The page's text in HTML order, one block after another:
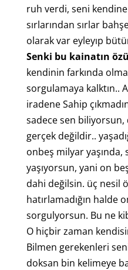
ruh verdi, seni kendine
sırlarından sırlar
olarak var eyleyıp
Senki bu kainatın
kendinin farkında
sorgulamaya kalktın..
iradene Sahip
sadece sen
gerçek değildir..
onbeş milyar yaşında,
yaşıyorsun, yani on
dahi değilsin. üç nesil
hatırlamadığın halde
sorgulyorsun. Bu ne
O hiçbir zaman
Bilmen gerekenleri
doksan bin kelimeye